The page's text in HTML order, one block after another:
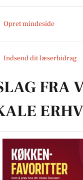
Opret mindeside
Indsend dit læserbidrag
FRA